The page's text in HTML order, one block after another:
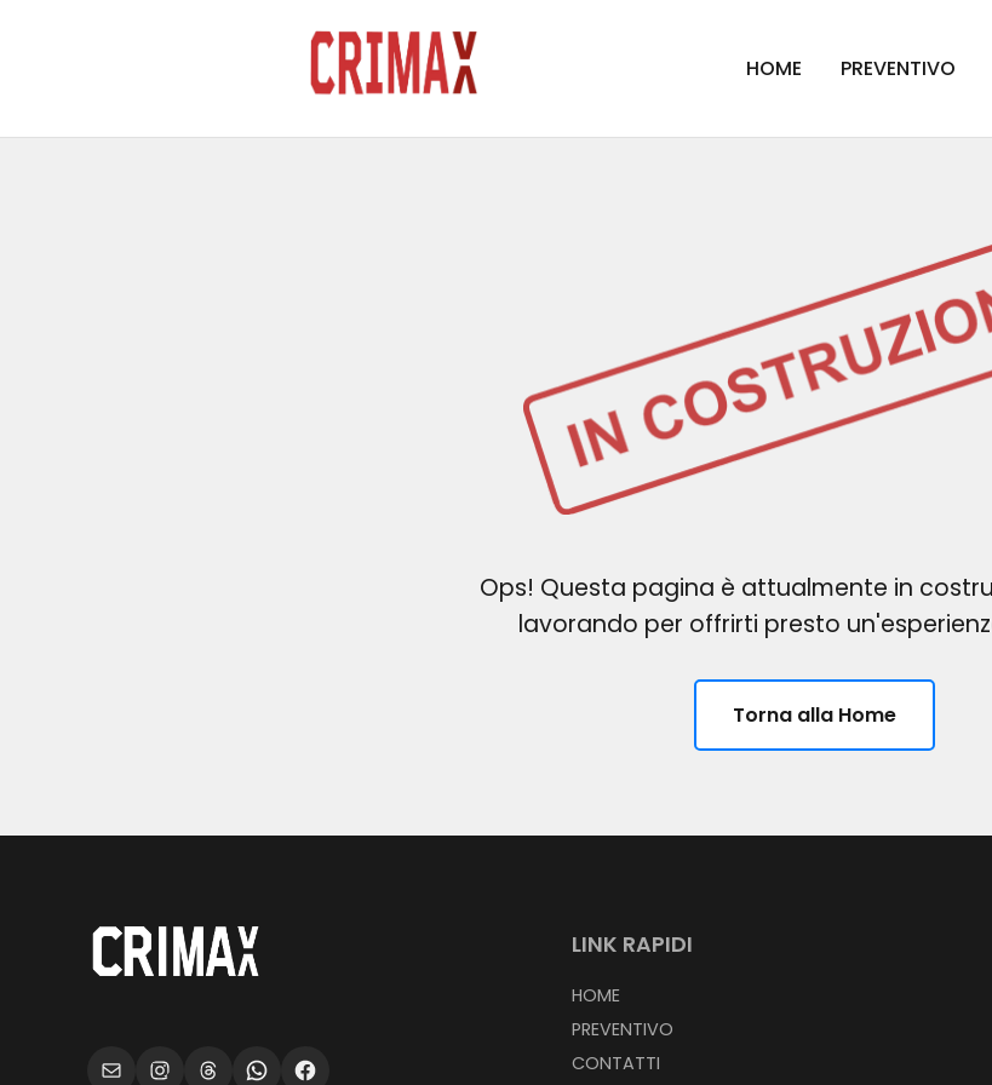
HOME PREVENTIVO
Ops! Questa pagina è attualmente in
lavorando per offrirti presto
Torna alla Home
LINK RAPIDI
HOME
PREVENTIVO
CONTATTI